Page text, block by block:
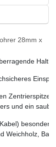
28mm x
und ein
Weichholz,